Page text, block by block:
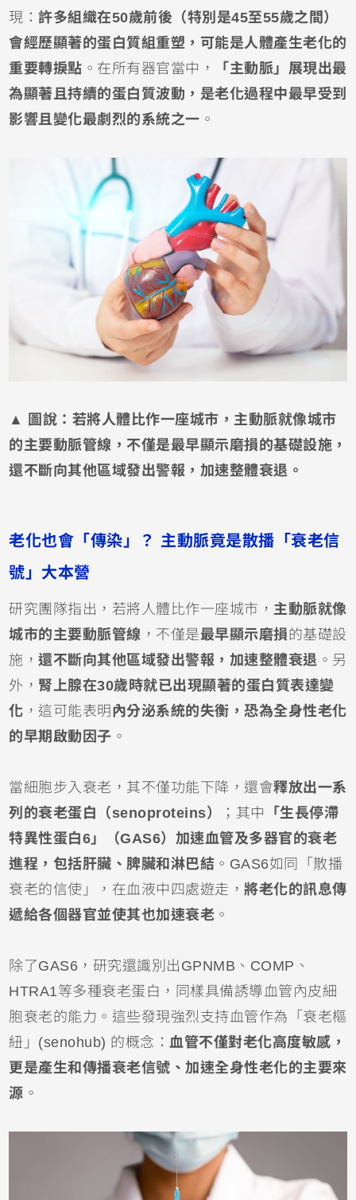
現：許多組織在50歲前後（特別是45至55歲之間）
會經歷顯著的蛋白質組重塑，可能是人體產生老化的
重要轉捩點 。在所有器官當中，
「主動脈」展現出最
為顯著且持續的蛋白質波動，是老化過程中最早受到
影響且變化最劇烈的系統之一 。
▲ 圖說：若將人體比作一座城市，主動脈就像城市
的主要動脈管線，不僅是最早顯示磨損的基礎設施，
還不斷向其他區域發出警報，加速整體衰退。
老化也會「傳染」？ 主動脈竟是散播「衰老信
號」大本營
研究團隊指出，若將人體比作一座城市， 主動脈就像
城市的主要動脈管線 ，不僅是最早顯示磨損的基礎設
施，還不斷向其他區域發出警報，加速整體衰退 。另
外， 腎上腺在30歲時就已出現顯著的蛋白質表達變
化 ，這可能表明 內分泌系統的失衡，恐為全身性老化
的早期啟動因子 。
當細胞步入衰老，其不僅功能下降，還會釋放出一系
列的衰老蛋白（senoproteins）
；其中
「生長停滯
特異性蛋白6」（GAS6）加速血管及多器官的衰老
進程，包括肝臟、脾臟和淋巴結 。GAS6如同「散播
衰老的信使」，在血液中四處遊走，將老化的訊息傳
遞給各個器官並使其也加速衰老 。
除了GAS6，研究還識別出GPNMB、COMP、
HTRA1等多種衰老蛋白，同樣具備誘導血管內皮細
胞衰老的能力。這些發現強烈支持血管作為「衰老樞
紐」(senohub) 的概念：血管不僅對老化高度敏感，
更是產生和傳播衰老信號、加速全身性老化的主要來
源 。